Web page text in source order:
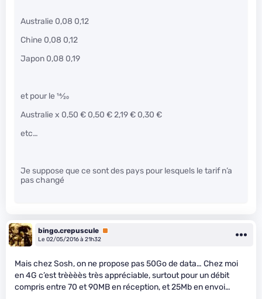
Australie 0,08 0,12
Chine 0,08 0,12
Japon 0,08 0,19
et pour le 16⁄20
Australie x 0,50 € 0,50 € 2,19 € 0,30 €
etc…
Je suppose que ce sont des pays pour lesquels le tarif n’a
pas changé
bingo.crepuscule Premium
Le 02/05/2016 à 21h32
Mais chez Sosh, on ne propose pas 50Go de data… Chez moi
en 4G c’est trèèèès très appréciable, surtout pour un débit
compris entre 70 et 90MB en réception, et 25Mb en envoi…